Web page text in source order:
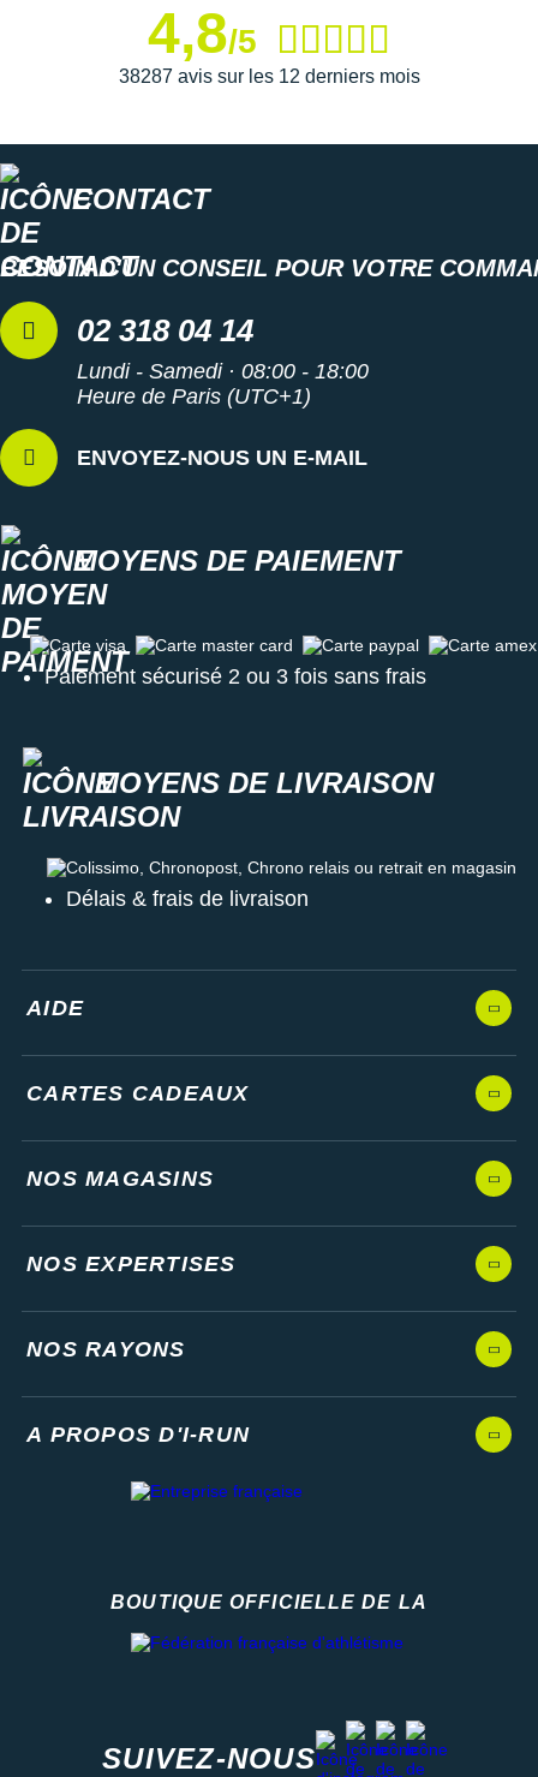
4,8/5
38287 avis sur les 12 derniers mois
CONTACT
BESOIN D'UN CONSEIL POUR VOTRE
02 318 04 14
Lundi - Samedi · 08:00 - 18:00
Heure de Paris (UTC+1)
ENVOYEZ-NOUS UN E-MAIL
MOYENS DE PAIEMENT
Carte visa Carte master card Carte paypal Carte amex
Paiement sécurisé 2 ou 3 fois sans frais
MOYENS DE LIVRAISON
Colissimo, Chronopost, Chrono relais ou retrait en magasin
Délais & frais de livraison
AIDE
CARTES CADEAUX
NOS MAGASINS
NOS EXPERTISES
NOS RAYONS
A PROPOS D'I-RUN
BOUTIQUE OFFICIELLE DE LA
SUIVEZ-NOUS
instagram
facebook
stravayoutube